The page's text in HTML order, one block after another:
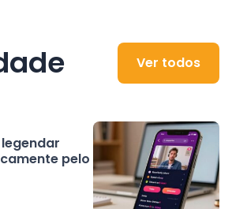
Ver todos
pelo